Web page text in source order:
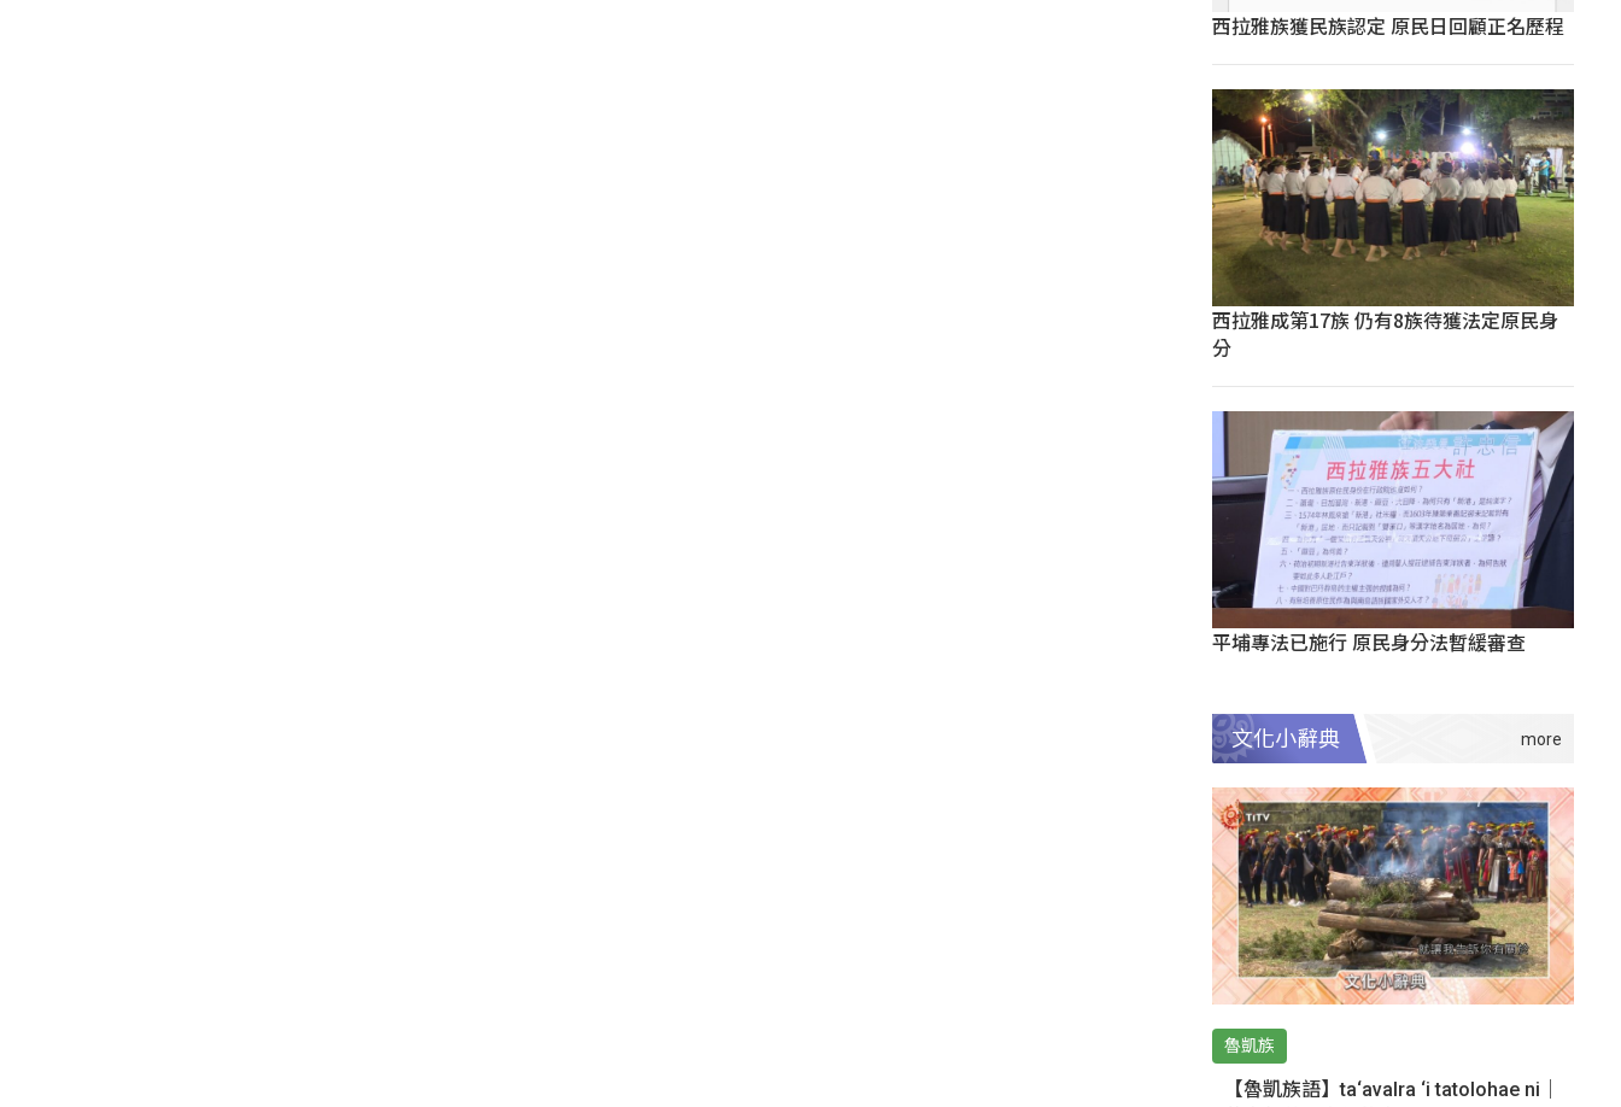
西拉雅族獲民族認定 原民日回顧正名歷程
西拉雅成第17族 仍有8族待獲法定原民身
分
平埔專法已施行 原民身分法暫緩審查
文化小辭典
魯凱族
【魯凱族語】ta‘avalra ‘i tatolohae ni｜